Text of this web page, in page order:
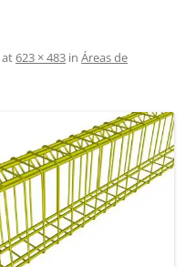
at623 × 483 in Áreas de